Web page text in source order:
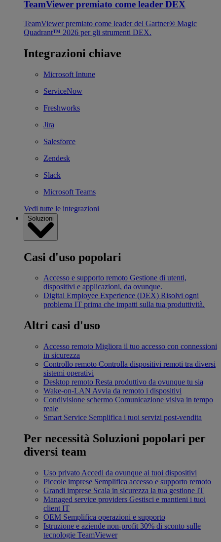
TeamViewer premiato come leader DEX
TeamViewer premiato come leader del Gartner® Magic
Quadrant™ 2026 per gli strumenti DEX.
Integrazioni chiave
Microsoft Intune
ServiceNow
Freshworks
Jira
Salesforce
Zendesk
Slack
Microsoft Teams
Vedi tutte le integrazioni
Soluzioni
Casi d'uso popolari
Accesso e supporto remoto Gestione di utenti,
dispositivi e applicazioni, da ovunque.
Digital Employee Experience (DEX) Risolvi ogni
problema IT prima che impatti sulla tua produttività.
Altri casi d'uso
Accesso remoto Migliora il tuo accesso con connessioni
in sicurezza
Controllo remoto Controlla dispositivi remoti tra diversi
sistemi operativi
Desktop remoto Resta produttivo da ovunque tu sia
Wake-on-LAN Avvia da remoto i dispositivi
Condivisione schermo Comunicazione visiva in tempo
reale
Smart Service Semplifica i tuoi servizi post-vendita
Per necessità Soluzioni popolari per
diversi team
Uso privato Accedi da ovunque ai tuoi dispositivi
Piccole imprese Semplifica accesso e supporto remoto
Grandi imprese Scala in sicurezza la tua gestione IT
Managed service providers Gestisci e mantieni i tuoi
client IT
OEM Semplifica operazioni e supporto
Istruzione e aziende non-profit 30% di sconto sulle
tecnologie TeamViewer